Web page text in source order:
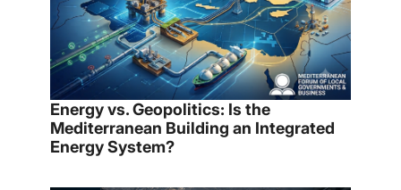
Energy vs. Geopolitics: Is the
Mediterranean Building an Integrated
Energy System?